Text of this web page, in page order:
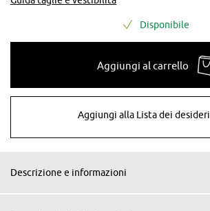
Disponibile
Aggiungi al carrello
Aggiungi alla Lista dei desideri
Descrizione e informazioni